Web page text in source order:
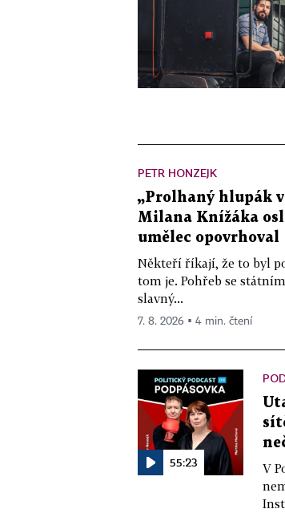
PETR HONZEJK
„Prolhaný hlupák
Milana Knížáka
umělec opovrhoval
Někteří říkají, že to byl
tom je. Pohřeb se
slavný...
7. 8. 2026 ▪ 4 min. čtení
55:23
V